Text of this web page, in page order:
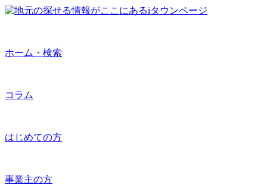
ホーム・検索
コラム
はじめての方
事業主の方